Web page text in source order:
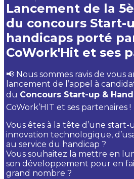
Lancement de la
du concours Start-
handicaps porté
CoWork'Hit et ses
📢 Nous sommes ravis de vous
lancement de l’appel à
du Concours Start-up &
CoWork’HIT et ses partenaires !
Vous êtes à la tête d’une
innovation technologique,
au service du handicap ?
Vous souhaitez la mettre en
son développement pour en
grand nombre ?